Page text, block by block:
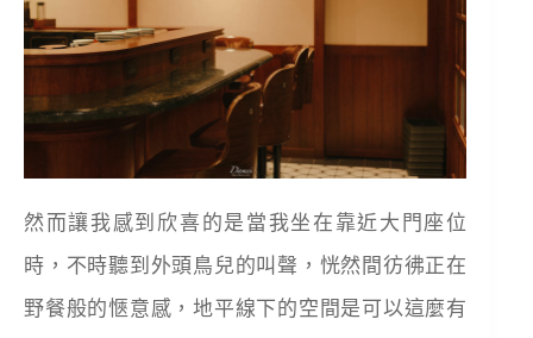
然而讓我感到欣喜的是當我坐在靠近大門座位
時，不時聽到外頭鳥兒的叫聲，恍然間彷彿正在
野餐般的愜意感，地平線下的空間是可以這麼有